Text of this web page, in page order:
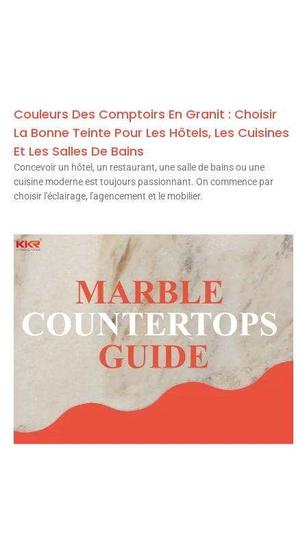
Couleurs Des Comptoirs En Granit : Choisir
La Bonne Teinte Pour Les Hôtels, Les Cuisines
Et Les Salles De Bains
Concevoir un hôtel, un restaurant, une salle de bains ou une
cuisine moderne est toujours passionnant. On commence par
choisir l'éclairage, l'agencement et le mobilier.